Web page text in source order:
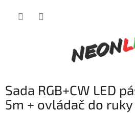
Sada RGB+CW LED
5m + ovládač do ruky